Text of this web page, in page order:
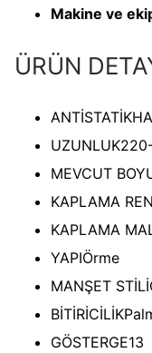
Makine ve
ÜRÜN
ANTİSTATİK
UZUNLUK
MEVCUT
KAPLAMA
KAPLAMA
YAPIÖrme
MANŞET STİLİ
BİTİRİCİLİK
GÖSTERGE13